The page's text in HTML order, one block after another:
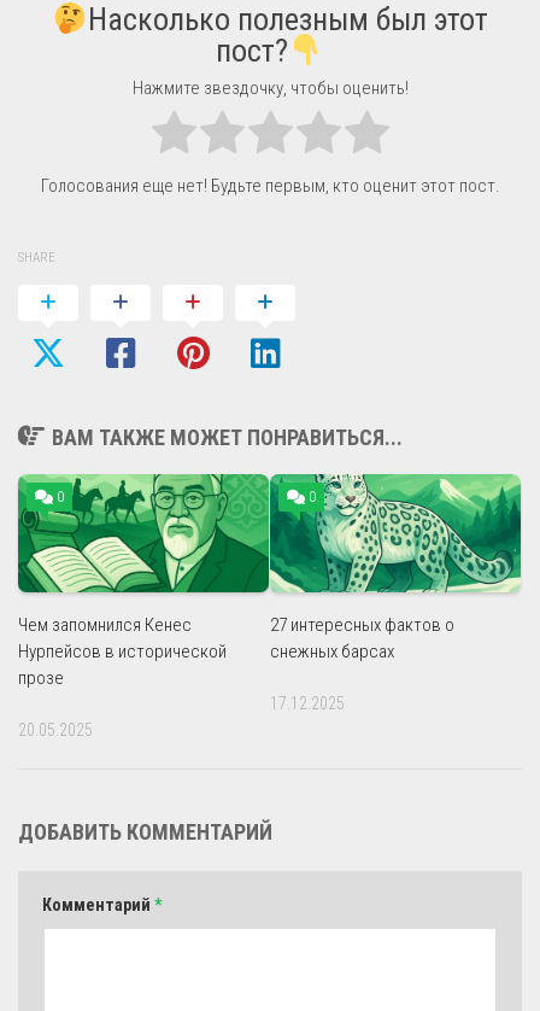
Насколько полезным был этот
пост?
Нажмите звездочку, чтобы оценить!
Голосования еще нет! Будьте первым, кто оценит этот пост.
SHARE
ВАМ ТАКЖЕ МОЖЕТ ПОНРАВИТЬСЯ...
0
Чем запомнился Кенес
Нурпейсов в исторической
прозе
20.05.2025
0
27 интересных фактов о
снежных барсах
17.12.2025
ДОБАВИТЬ КОММЕНТАРИЙ
Комментарий *